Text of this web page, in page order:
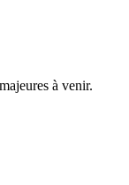
à venir.